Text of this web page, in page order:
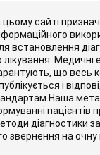
сайті
встановлення
лікування. Медичні
що весь
і
пацієнтів
діагностики
звернення на